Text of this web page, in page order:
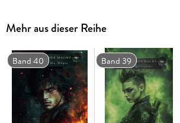
Mehr aus dieser Reihe
Band 40 Band 39